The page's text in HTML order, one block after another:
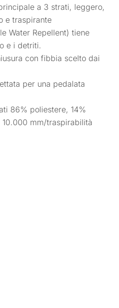
a 3 strati, leggero,
e traspirante
Water Repellent) tiene
e i detriti.
con fibbia scelto dai
per una pedalata
86% poliestere, 14%
mm/traspirabilità